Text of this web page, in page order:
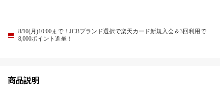
8/10(月)10:00まで！JCBブランド選択で楽天カード新規入会＆3回利用で
8,000ポイント進呈！
商品説明